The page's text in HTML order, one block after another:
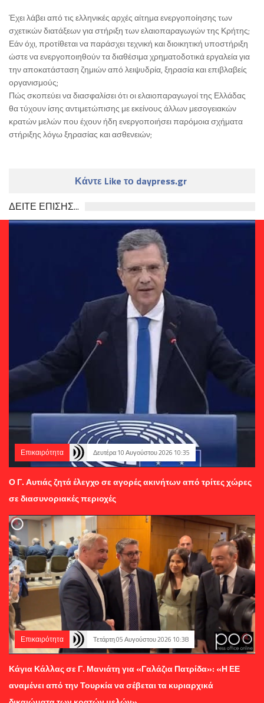
Έχει λάβει από τις ελληνικές αρχές αίτημα ενεργοποίησης των
σχετικών διατάξεων για στήριξη των ελαιοπαραγωγών της Κρήτης;
Εάν όχι, προτίθεται να παράσχει τεχνική και διοικητική υποστήριξη
ώστε να ενεργοποιηθούν τα διαθέσιμα χρηματοδοτικά εργαλεία για
την αποκατάσταση ζημιών από λειψυδρία, ξηρασία και επιβλαβείς
οργανισμούς;
Πώς σκοπεύει να διασφαλίσει ότι οι ελαιοπαραγωγοί της Ελλάδας
θα τύχουν ίσης αντιμετώπισης με εκείνους άλλων μεσογειακών
κρατών μελών που έχουν ήδη ενεργοποιήσει παρόμοια σχήματα
στήριξης λόγω ξηρασίας και ασθενειών;
Κάντε Like το daypress.gr
ΔΕΙΤΕ ΕΠΙΣΗΣ...
Επικαιρότητα Δευτέρα 10 Αυγούστου 2026 10:35
Ο Γ. Αυτιάς ζητά έλεγχο σε αγορές ακινήτων από τρίτες χώρες
σε διασυνοριακές περιοχές
Επικαιρότητα Τετάρτη 05 Αυγούστου 2026 10:38
Κάγια Κάλλας σε Γ. Μανιάτη για «Γαλάζια Πατρίδα»: «Η ΕΕ
αναμένει από την Τουρκία να σέβεται τα κυριαρχικά